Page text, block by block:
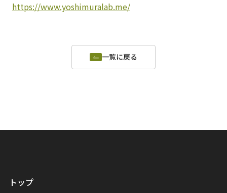
https://www.yoshimuralab.me/
一覧に戻る
トップ